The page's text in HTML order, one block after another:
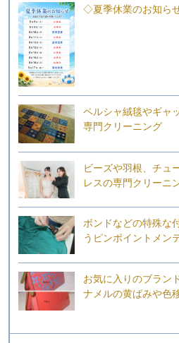
◇夏季休業のお知ら
ペルシャ絨毯やギャ
専門クリーニング
ビーズや羽根、チュ
レスの専門クリーニ
ボンドなどの特殊な
うピンポイントメン
お気に入りのブラン
ナメルの黄ばみや色